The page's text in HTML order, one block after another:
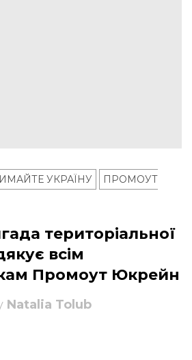
УКРАЇНУ
ПРОМОУТ
територіальної
всім
Промоут Юкрейн
Natalia Tolub